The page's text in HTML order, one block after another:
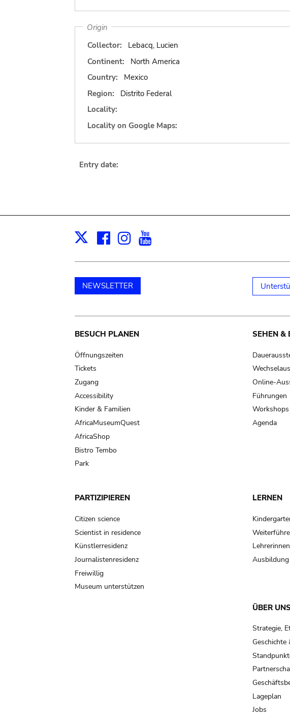
Origin
Collector:
Lebacq, Lucien
Continent:
North America
Country:
Mexico
Region:
Distrito Federal
Locality:
Locality on Google Maps:
Entry date:
X Facebook
Instagram
NEWSLETTER
Main
navigation
BESUCH PLANEN
Öffnungszeiten
Tickets
Zugang
Accessibility
Kinder & Familien
AfricaMuseumQuest
AfricaShop
Bistro Tembo
Park
SEHEN &
Online-
Führungen
Workshops
Agenda
PARTIZIPIEREN
Citizen science
Scientist in residence
Künstlerresidenz
Journalistenresidenz
Freiwillig
Museum unterstützen
LERNEN
ÜBER
Strategie,
Geschichte
Lageplan
Jobs